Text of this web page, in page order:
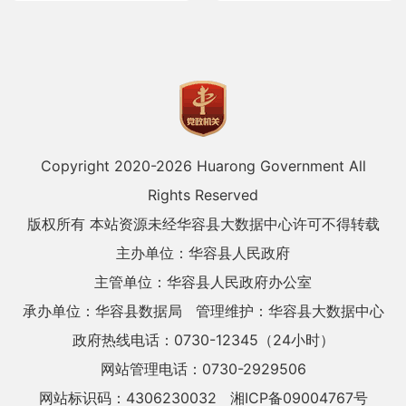
Copyright 2020-2026 Huarong Government All
Rights Reserved
版权所有 本站资源未经华容县大数据中心许可不得转载
主办单位：华容县人民政府
主管单位：华容县人民政府办公室
承办单位：华容县数据局
管理维护：华容县大数据中心
政府热线电话：0730-12345（24小时）
网站管理电话：0730-2929506
网站标识码：4306230032
湘ICP备09004767号